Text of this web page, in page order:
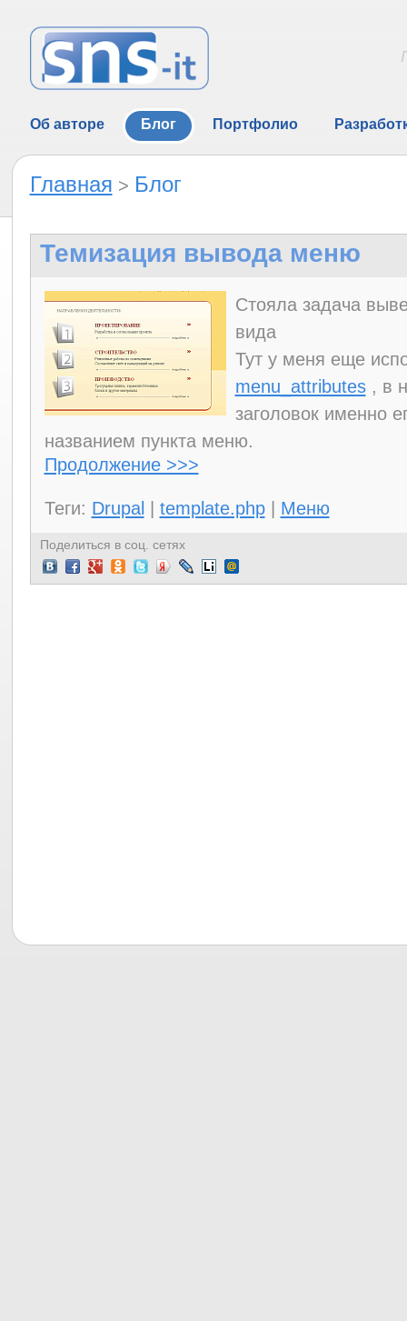
Об авторе Блог Портфолио
Главная > Блог
Темизация вывода меню
Стояла задача
вида
Тут у меня еще
menu_attributes, в
заголовок именно
названием пункта меню.
Продолжение >>>
Теги: Drupal template.php| Меню
Поделиться в соц. сетях